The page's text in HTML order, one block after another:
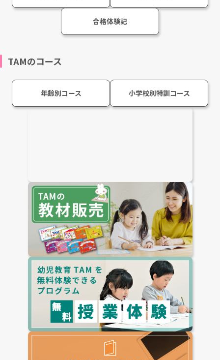
合格体験記
TAMのコース
年齢別コース 小学校別特訓コース